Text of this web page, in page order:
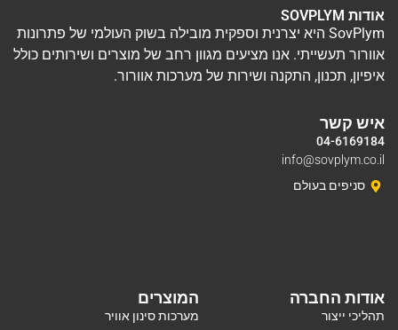
אודות SOVPLYM
SovPlym היא יצרנית וספקית מובילה בשוק העולמי של פתרונות
אוורור תעשייתי. אנו מציעים מגוון רחב של מוצרים ושירותים כולל
איפיון, תכנון, התקנה ושירות של מערכות אוורור.
המוצרים
מערכות סינון אוויר
אודות החברה
תהליכי ייצור
איש קשר
04-6169184
info@sovplym.co.il
סניפים בעולם